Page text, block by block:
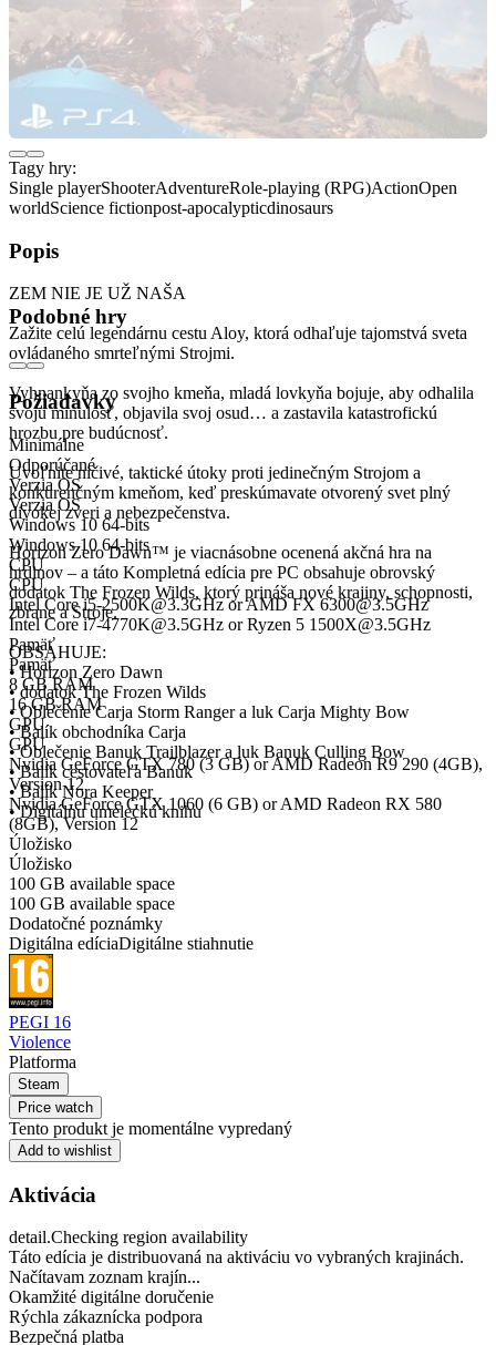
Tagy hry:
Single playerShooterAdventureRole-playing (RPG)ActionOpen
worldScience fictionpost-apocalypticdinosaurs
Popis
ZEM NIE JE UŽ NAŠA
Zažite celú legendárnu cestu Aloy, ktorá odhaľuje tajomstvá sveta
ovládaného smrteľnými Strojmi.
Vyhnankyňa zo svojho kmeňa, mladá lovkyňa bojuje, aby odhalila
svoju minulosť, objavila svoj osud… a zastavila katastrofickú
hrozbu pre budúcnosť.
Uvoľnite ničivé, taktické útoky proti jedinečným Strojom a
konkurenčným kmeňom, keď preskúmavate otvorený svet plný
divokej zveri a nebezpečenstva.
Horizon Zero Dawn™ je viacnásobne ocenená akčná hra na
hrdinov – a táto Kompletná edícia pre PC obsahuje obrovský
dodatok The Frozen Wilds, ktorý prináša nové krajiny, schopnosti,
zbrane a Stroje.
OBSAHUJE:
• Horizon Zero Dawn
• dodatok The Frozen Wilds
• Oblečenie Carja Storm Ranger a luk Carja Mighty Bow
• Balík obchodníka Carja
• Oblečenie Banuk Trailblazer a luk Banuk Culling Bow
• Balík cestovateľa Banuk
• Balík Nora Keeper
• Digitálnu umeleckú knihu
Podobné hry
Požiadavky
Minimálne
Odporúčané
Verzia OS
Verzia OS
Windows 10 64-bits
Windows 10 64-bits
CPU
CPU
Intel Core i5-2500K@3.3GHz or AMD FX 6300@3.5GHz
Intel Core i7-4770K@3.5GHz or Ryzen 5 1500X@3.5GHz
Pamäť
Pamäť
8 GB RAM
16 GB RAM
GPU
GPU
Nvidia GeForce GTX 780 (3 GB) or AMD Radeon R9 290 (4GB),
Version 12
Nvidia GeForce GTX 1060 (6 GB) or AMD Radeon RX 580
(8GB), Version 12
Úložisko
Úložisko
100 GB available space
100 GB available space
Dodatočné poznámky
Digitálna edíciaDigitálne stiahnutie
PEGI 16
Violence
Platforma
Steam
Price watch
Tento produkt je momentálne vypredaný
Add to wishlist
Aktivácia
detail.Checking region availability
Táto edícia je distribuovaná na aktiváciu vo vybraných krajinách.
Načítavam zoznam krajín...
Okamžité digitálne doručenie
Rýchla zákaznícka podpora
Bezpečná platba